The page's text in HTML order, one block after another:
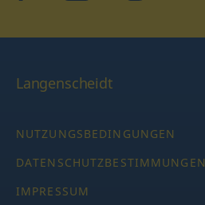
Langenscheidt
NUTZUNGSBEDINGUNGEN
DATENSCHUTZBESTIMMUNGEN
IMPRESSUM